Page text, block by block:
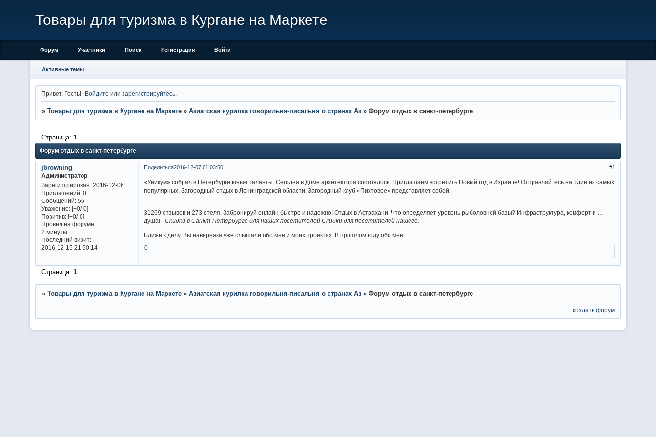
Товары для туризма в Кургане на Маркете
Форум Участники Поиск Регистрация Войти
Активные темы
Привет, Гость! Войдите илизарегистрируйтесь
» Товары для туризма в Кургане на Маркете » Азиатская курилка говорильня-писальня о странах Аз » Форум отдых в санкт-петербурге
Форум отдых в санкт-петербурге
Страница: 1
Поделиться 1
2016-12-07 01:03:50
jbrowning
Администратор
Зарегистрирован: 2016-12-06
Приглашений:0
Сообщений:56
Уважение: [+0/-0]
Позитив: [+0/-0]
Провел на форуме:
2 минуты
Последний визит:
2016-12-15 21:50:14
«Уникум» собрал в Петербурге юные таланты. Сегодня в Доме архитектора состоялось. Приглашаем встретить Новый год в Израиле! Отправляйтесь на один из самых
популярных. Загородный отдых в Ленинградской области. Загородный клуб «Пихтовое» представляет собой.
31269 отзывов и 273 отеля. Забронируй онлайн быстро и надежно! Отдых в Астрахани: Что определяет уровень рыболовной базы? Инфраструктура, комфорт и …
душа!- Скидки в Санкт-Петербурге для наших посетителей Скидки для посетителей нашего.
Ближе к делу. Вы наверняка уже слышали обо мне и моих проектах. В прошлом году обо мне.
0
Страница: 1
» Товары для туризма в Кургане на Маркете » Азиатская курилка говорильня-писальня о странах Аз » Форум отдых в санкт-петербурге
создать форум